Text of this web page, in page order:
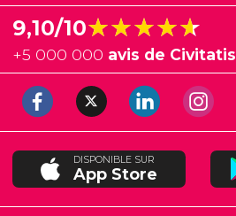
9,10/10★★★★★
★★★★★
+5 000 000 avis de Civitatis
DISPONIBLE SUR
App Store